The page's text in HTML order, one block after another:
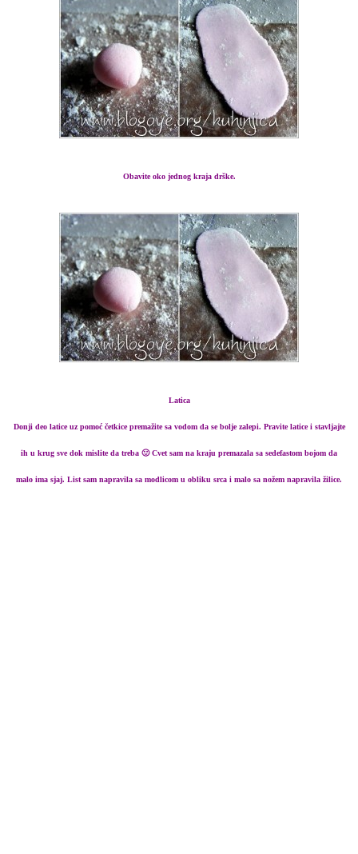
Obavite oko jednog kraja drške.
Latica
Donji deo latice uz pomoć četkice premažite sa vodom da se bolje zalepi. Pravite latice i stavljajte
ih u krug sve dok mislite da treba 🙂 Cvet sam na kraju premazala sa sedefastom bojom da
malo ima sjaj. List sam napravila sa modlicom u obliku srca i malo sa nožem napravila žilice.